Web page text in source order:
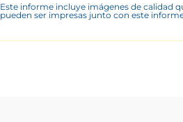
Este informe incluye imágenes de calidad
pueden ser impresas junto con este